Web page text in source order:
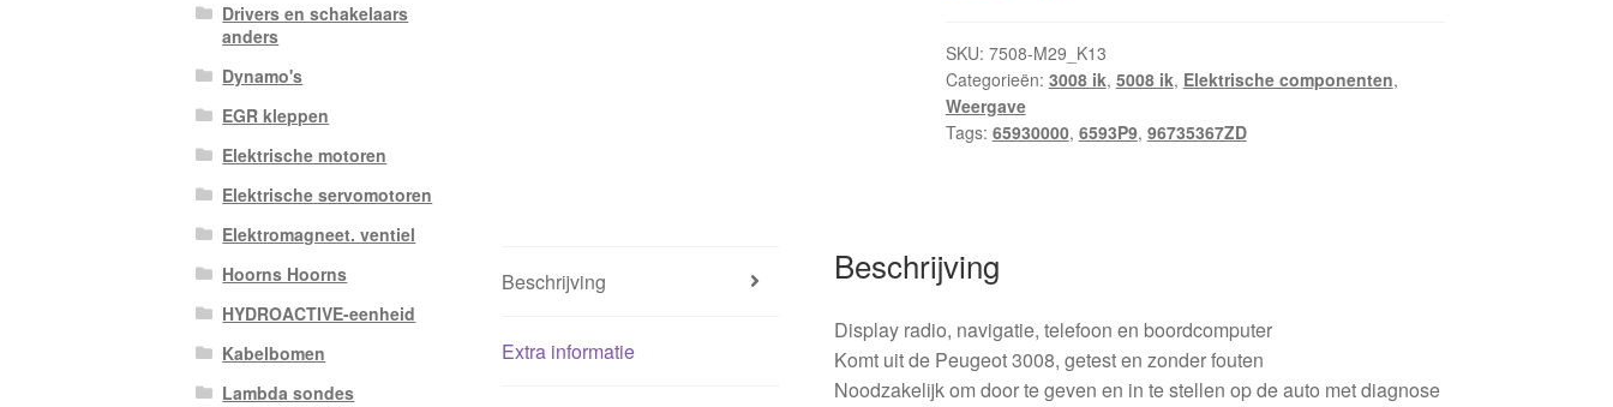
SKU: 7508-M29_K13
Categorieën: 3008 ik, 5008 ik, Elektrische componenten,
Weergave
Tags: 65930000, 6593P9, 96735367ZD
Beschrijving
Extra informatie
Beschrijving
Display radio, navigatie, telefoon en boordcomputer
Komt uit de Peugeot 3008, getest en zonder fouten
Noodzakelijk om door te geven en in te stellen op de auto met diagnose
Drivers en schakelaars
anders
Dynamo's
EGR kleppen
Elektrische motoren
Elektrische servomotoren
Elektromagneet. ventiel
Hoorns Hoorns
HYDROACTIVE-eenheid
Kabelbomen
Lambda sondes